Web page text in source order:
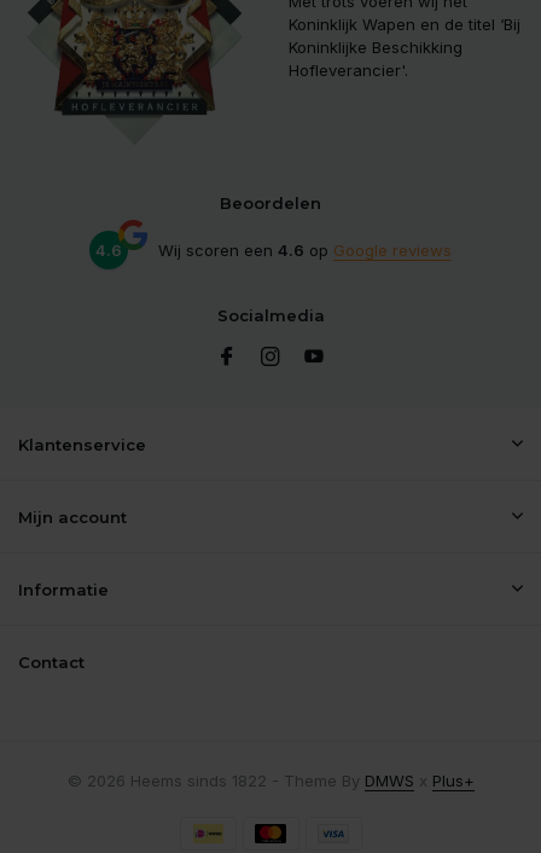
Koninklijk Wapen en de titel ‘Bij
Koninklijke Beschikking
Hofleverancier'.
Beoordelen
4.6 Wij scoren een 4.6 op Google reviews
Socialmedia
Klantenservice
Mijn account
Informatie
Contact
© 2026 Heems sinds 1822 - Theme By DMWS x Plus+